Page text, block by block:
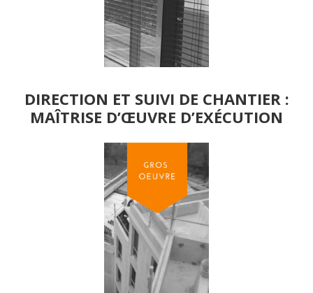
DIRECTION ET SUIVI DE CHANTIER :
MAÎTRISE D’ŒUVRE D’EXÉCUTION